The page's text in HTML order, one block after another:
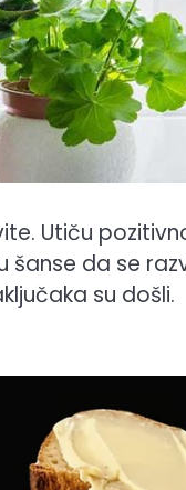
Utiču
da se
su došli.